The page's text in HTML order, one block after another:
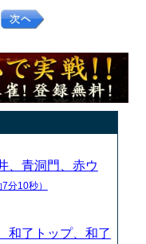
、青洞門、赤ウ
7分10秒）
和了トップ、和了